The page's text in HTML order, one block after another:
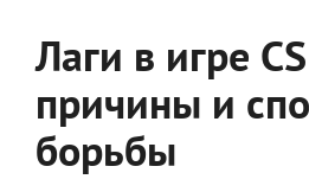
Лаги в игре
причины и
борьбы